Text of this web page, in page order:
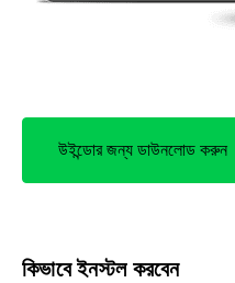
উইন্ডোর জন্য ডাউনলোড করুন
কিভাবে ইনস্টল করবেন